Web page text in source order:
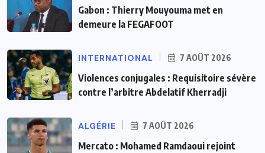
Gabon : Thierry Mouyouma met en
demeure la FEGAFOOT
INTERNATIONAL 7 AOÛT 2026
Violences conjugales : Requisitoire sévère
contre l’arbitre Abdelatif Kherradji
ALGÉRIE 7 AOÛT 2026
Mercato : Mohamed Ramdaoui rejoint